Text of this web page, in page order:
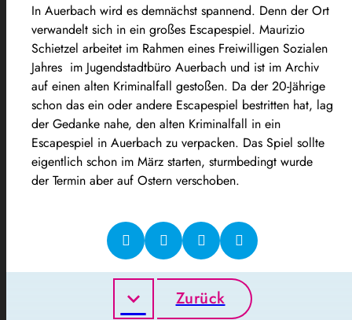
In Auerbach wird es demnächst spannend. Denn der Ort
verwandelt sich in ein großes Escapespiel. Maurizio
Schietzel arbeitet im Rahmen eines Freiwilligen Sozialen
Jahres im Jugendstadtbüro Auerbach und ist im Archiv
auf einen alten Kriminalfall gestoßen. Da der20-Jährige
schon das ein oder andere Escapespiel bestritten hat, lag
der Gedanke nahe, den alten Kriminalfall in ein
Escapespiel in Auerbach zu verpacken. Das Spiel sollte
eigentlich schon im März starten, sturmbedingt wurde
der Termin aber auf Ostern verschoben.
Zurück